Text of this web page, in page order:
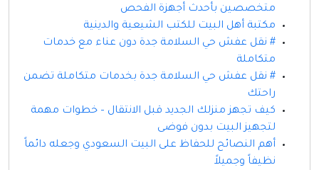
متخصصين بأحدث أجهزة الفحص
مكتبة أهل البيت للكتب الشيعية والدينية
# نقل عفش حي السلامة جدة دون عناء مع خدمات
متكاملة
# نقل عفش حي السلامة جدة بخدمات متكاملة تضمن
راحتك
كيف تجهز منزلك الجديد قبل الانتقال – خطوات مهمة
لتجهيز البيت بدون فوضى
أهم النصائح للحفاظ على البيت السعودي وجعله دائماً
نظيفاً وجميلاً